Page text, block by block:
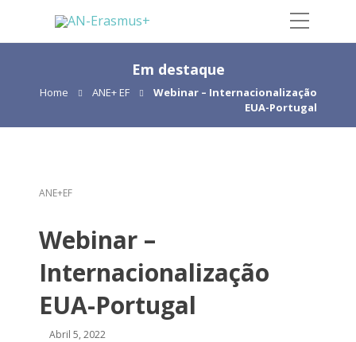
Em destaque
Home ANE+ EF
Webinar – Internacionalização
EUA-Portugal
ANE+EF
Webinar –
Internacionalização
EUA-Portugal
Abril 5, 2022